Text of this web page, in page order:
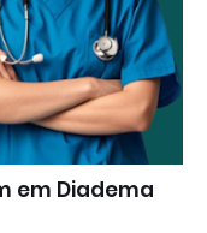
em Diadema